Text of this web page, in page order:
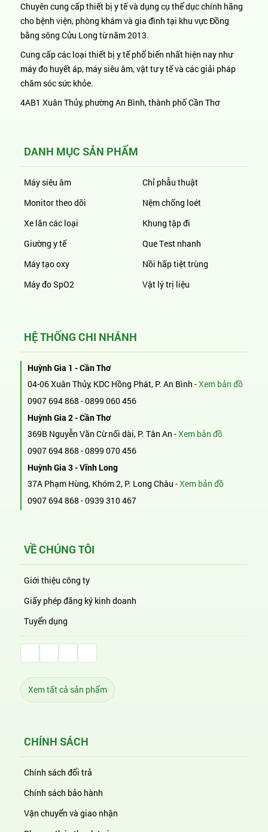
Chuyên cung cấp thiết bị y tế và dụng cụ thể dục chính hãng
cho bệnh viện, phòng khám và gia đình tại khu vực Đồng
bằng sông Cửu Long từ năm 2013.
Cung cấp các loại thiết bị y tế phổ biến nhất hiện nay như
máy đo huyết áp, máy siêu âm, vật tư y tế và các giải pháp
chăm sóc sức khỏe.
4AB1 Xuân Thủy, phường An Bình, thành phố Cần Thơ
DANH MỤC SẢN PHẨM
Máy siêu âm
Monitor theo dõi
Xe lăn các loại
Giường y tế
Máy tạo oxy
Máy đo SpO2
Chỉ phẫu thuật
Nệm chống loét
Khung tập đi
Que Test nhanh
Nồi hấp tiệt trùng
Vật lý trị liệu
HỆ THỐNG CHI NHÁNH
Huỳnh Gia 1 - Cần Thơ
04-06 Xuân Thủy, KDC Hồng Phát, P. An Bình -Xem bản đồ
0907 694 868 -0899 060 456
Huỳnh Gia 2 - Cần Thơ
369B Nguyễn Văn Cừ nối dài, P. Tân An -Xem bản đồ
0907 694 868 -0899 070 456
Huỳnh Gia 3 - Vĩnh Long
37A Phạm Hùng, Khóm 2, P. Long Châu -Xem bản đồ
0907 694 868 -0939 310 467
VỀ CHÚNG TÔI
Giới thiệu công ty
Giấy phép đăng ký kinh doanh
Tuyển dụng
Xem tất cả sản phẩm
CHÍNH SÁCH
Chính sách đổi trả
Chính sách bảo hành
Vận chuyển và giao nhận